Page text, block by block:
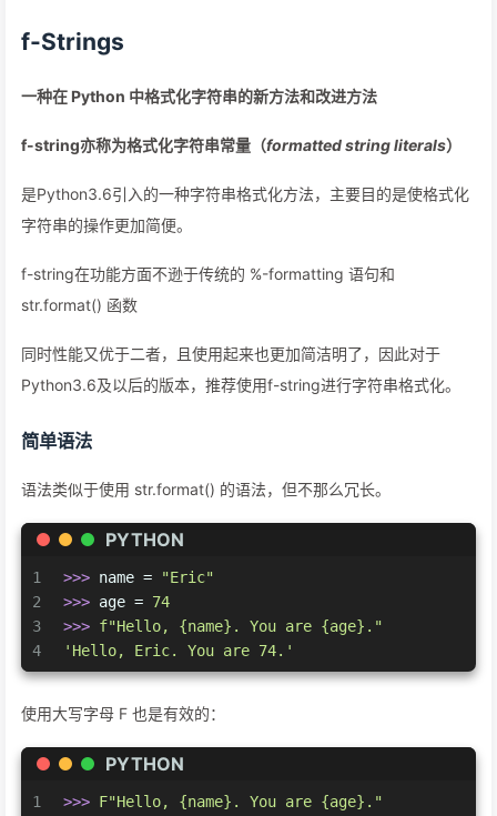
f-Strings
一种在 Python 中格式化字符串的新方法和改进方法
f-string亦称为格式化字符串常量（formatted string literals）
是Python3.6引入的一种字符串格式化方法，主要目的是使格式化
字符串的操作更加简便。
f-string在功能方面不逊于传统的 %-formatting 语句和
str.format() 函数
同时性能又优于二者，且使用起来也更加简洁明了，因此对于
Python3.6及以后的版本，推荐使用f-string进行字符串格式化。
简单语法
语法类似于使用 str.format() 的语法，但不那么冗长。
PYTHON
1
2
3
4
>>> name =
"Eric"
>>> age = 74
>>> f"Hello, {name} . You are {age} ."
'Hello, Eric. You are 74.'
使用大写字母 F 也是有效的：
PYTHON
1
>>> F"Hello, {name} . You are {age} ."